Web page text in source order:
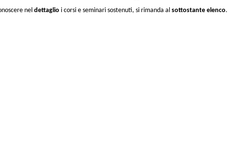
nel dettaglio i corsi e seminari sostenuti, si rimanda al sottostante elenco.